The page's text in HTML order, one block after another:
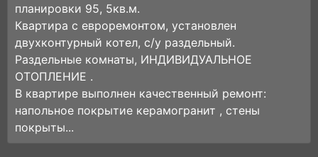
планировки 95, 5кв.м.
Квартира с евроремонтом, установлен
двухконтурный котел, с/у раздельный.
Раздельные комнаты, ИНДИВИДУАЛЬНОЕ
ОТОПЛЕНИЕ .
В квартире выполнен качественный ремонт:
напольное покрытие керамогранит , стены
покрыты...